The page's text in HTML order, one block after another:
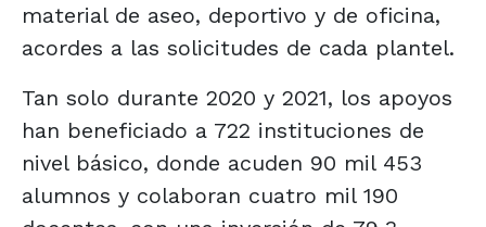
material de aseo, deportivo y de oficina,
acordes a las solicitudes de cada plantel.
Tan solo durante 2020 y 2021, los apoyos
han beneficiado a 722 instituciones de
nivel básico, donde acuden 90 mil 453
alumnos y colaboran cuatro mil 190